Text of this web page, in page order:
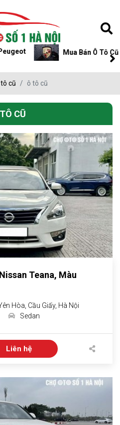
Mua Bán Ô Tô Cũ
cũ ô tô cũ
CŨ
Teana, Màu
Hòa, Cầu Giấy, Hà Nội
Sedan
Liên hệ